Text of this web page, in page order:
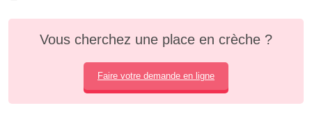
Vous cherchez une place en crèche ?
Faire votre demande en ligne